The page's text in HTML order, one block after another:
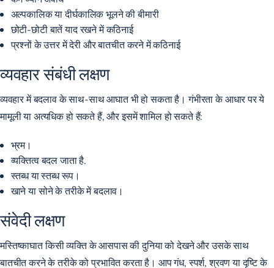
अल्पकालिक या दीर्घकालिक भूलने की बीमारी
छोटी-छोटी बातें याद रखने में कठिनाई
प्रश्नों के उत्तर में देरी और बातचीत करने में कठिनाई
व्यवहार संबंधी लक्षण
व्यवहार में बदलाव के साथ-साथ आघात भी हो सकता है। गंभीरता के आधार पर ये
मामूली या अत्यधिक हो सकते हैं, और इसमें शामिल हो सकते हैं:
भ्रम।
व्यक्तित्व बदल जाता है.
स्तब्ध या स्तब्ध रूप।
खाने या सोने के तरीके में बदलाव।
संवेदी लक्षण
मस्तिष्काघात किसी व्यक्ति के आसपास की दुनिया को देखने और उसके साथ
बातचीत करने के तरीके को प्रभावित करता है। आप गंध, स्पर्श, श्रवण या दृष्टि के